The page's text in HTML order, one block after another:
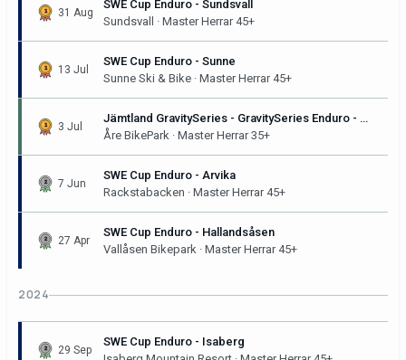
31 Aug
SWE Cup Enduro - Sundsvall
Sundsvall · Master Herrar 45+
13 Jul
SWE Cup Enduro - Sunne
Sunne Ski & Bike · Master Herrar 45+
3 Jul
Jämtland GravitySeries - GravitySeries Enduro - Åre Bike Festival
Åre BikePark · Master Herrar 35+
7 Jun
SWE Cup Enduro - Arvika
Rackstabacken · Master Herrar 45+
27 Apr
SWE Cup Enduro - Hallandsåsen
Vallåsen Bikepark · Master Herrar 45+
2024
29 Sep
SWE Cup Enduro - Isaberg